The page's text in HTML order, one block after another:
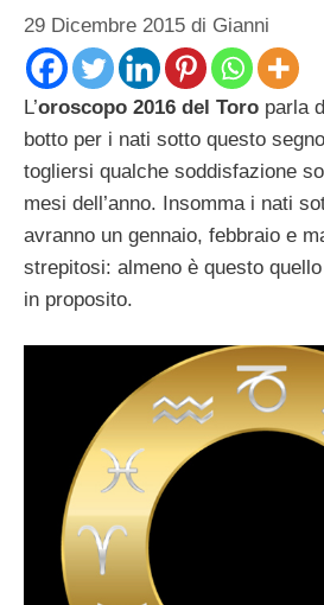
29 Dicembre 2015 di Gianni
L’oroscopo 2016 del Toro parla
botto per i nati sotto questo
togliersi qualche soddisfazione
mesi dell’anno. Insomma i nati
avranno un gennaio, febbraio e
strepitosi: almeno è questo
in proposito.